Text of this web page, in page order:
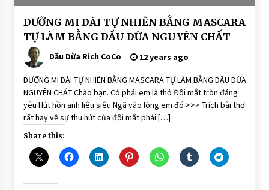
BÀI
VIẾT
Mascara
Dầu Dừa
dưỡng
mi
DƯỠNG MI DÀI TỰ NHIÊN BẰNG MASCARA
TỰ LÀM BẰNG DẦU DỪA NGUYÊN CHẤT
Dầu Dừa Rich CoCo 12 years ago
DƯỠNG MI DÀI TỰ NHIÊN BẰNG MASCARA TỰ LÀM BẰNG DẦU DỪA
NGUYÊN CHẤT Chào bạn. Có phải em là thỏ Đôi mắt tròn đáng
yêu Hút hồn anh liêu siêu Ngã vào lòng em đó >>> Trích bài thơ
rất hay về sự thu hút của đôi mắt phái […]
Share this: